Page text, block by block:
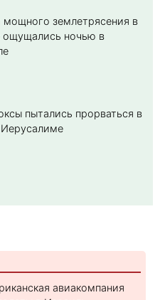
мощного землетрясения в
ощущались ночью в
пытались прорваться в
Иерусалиме
авиакомпания